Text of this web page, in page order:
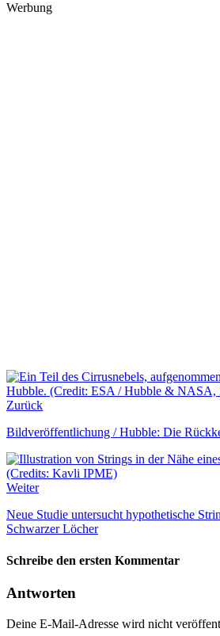
Werbung
Zurück
Bildveröffentlichung / Hubble: Die
Weiter
Neue Studie untersucht hypothetische
Schwarzer Löcher
Schreibe den ersten Kommentar
Antworten
Deine E-Mail-Adresse wird nicht